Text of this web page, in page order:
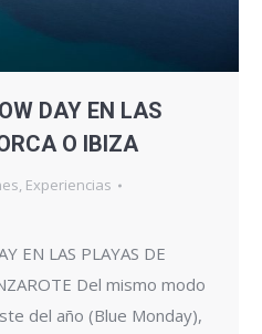
DAY EN LAS
O IBIZA
, Experiencias
EN LAS PLAYAS DE
Del mismo modo
del año (Blue Monday),